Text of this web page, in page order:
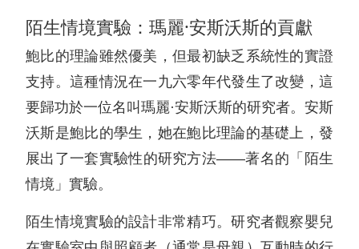
陌生情境實驗：瑪麗·安斯沃斯的貢獻
鮑比的理論雖然優美，但最初缺乏系統性的實證
支持。這種情況在一九六零年代發生了改變，這
要歸功於一位名叫瑪麗·安斯沃斯的研究者。安斯
沃斯是鮑比的學生，她在鮑比理論的基礎上，發
展出了一套實驗性的研究方法——著名的「陌生
情境」實驗。
陌生情境實驗的設計非常精巧。研究者觀察嬰兒